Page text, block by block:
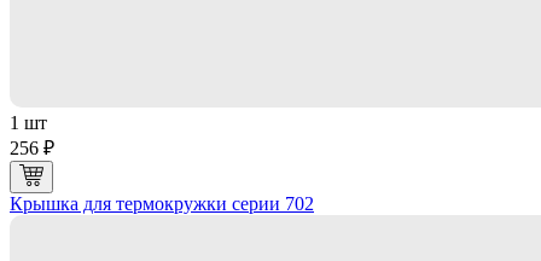
1 шт
256 ₽
Крышка для термокружки серии 702